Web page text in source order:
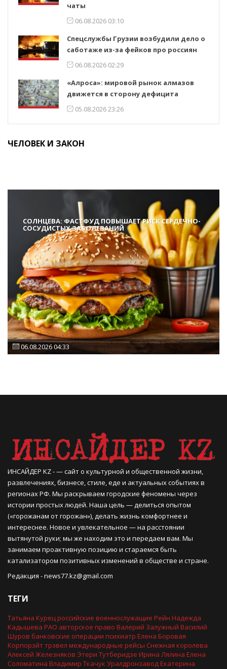
чаты
06.08.2026 03:10
Спецслужбы Грузии возбудили дело о
саботаже из-за фейков про россиян
06.08.2026 02:29
«Алроса»: мировой рынок алмазов
движется в сторону дефицита
05.08.2026 23:26
ЧЕЛОВЕК И ЗАКОН
СОЛНЦЕВА: ФАСТФУД ПОВЫШАЕТ РИСК СЕРДЕЧНО-
СОСУДИСТЫХ ЗАБОЛЕВАНИЙ
06.08.2026 04:33
ИНСАЙДЕР KZ - — сайт о культурной и общественной жизни,
развлечениях, бизнесе, стиле, еде и актуальных событиях в
регионах РФ. Мы раскрываем городские феномены через
истории простых людей. Наша цель — делиться опытом
(«горожанам от горожан»), делать жизнь комфортнее и
интереснее. Новое и увлекательное — на расстоянии
вытянутой руки; мы же находим это и передаем вам. Мы
занимаем проактивную позицию и стараемся быть
катализатором позитивных изменений в обществе и стране.
Редакция -news77.kz@gmail.com
ТЕГИ
Татьяна Курецроссийские военнослужащие Рейн Надежда
Кадышева РАО авторское право Валерий Залужный Василий
Шуров банковские операции психиатр Елена Боровая
Корпорэйт трэвел международные рейсы Снежная королева
Алексей Железняков Этери Тутберидзе Ирина Лялина Елена
Соломатина Владимир Ткачук УралдронзаводЕкатерина